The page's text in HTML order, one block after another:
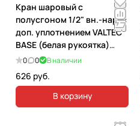
Кран шаровый с
полусгоном 1/2" вн.-нар. с
доп. уплотнением VALTEC
BASE (белая рукоятка)
(10/160). VT.227.NRW.04
0 0 В наличии
626 руб.
В корзину